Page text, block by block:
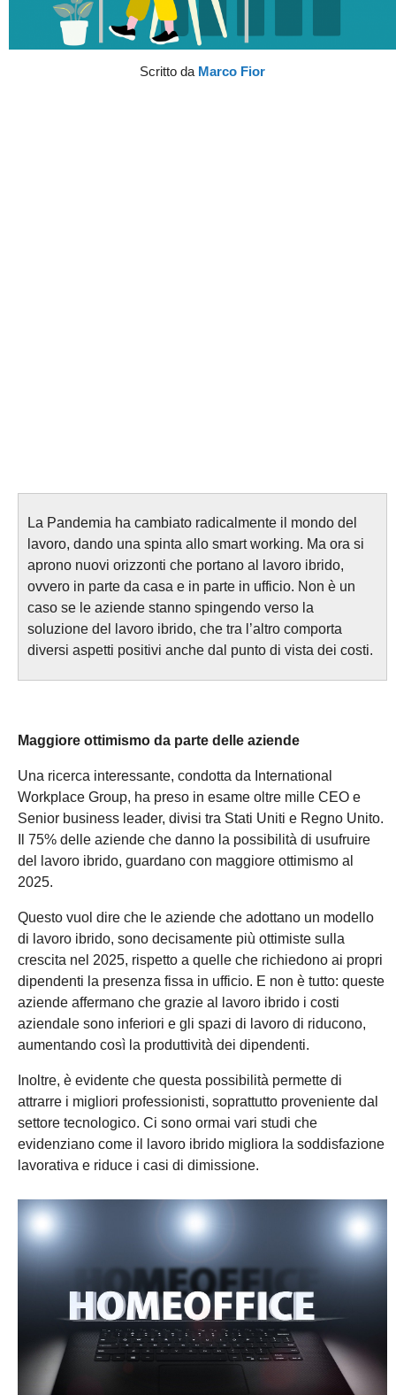
Scritto da Marco Fior
La Pandemia ha cambiato radicalmente il mondo del
lavoro, dando una spinta allo smart working. Ma ora si
aprono nuovi orizzonti che portano al lavoro ibrido,
ovvero in parte da casa e in parte in ufficio. Non è un
caso se le aziende stanno spingendo verso la
soluzione del lavoro ibrido, che tra l’altro comporta
diversi aspetti positivi anche dal punto di vista dei costi.
Maggiore ottimismo da parte delle aziende
Una ricerca interessante, condotta da International
Workplace Group, ha preso in esame oltre mille CEO e
Senior business leader, divisi tra Stati Uniti e Regno Unito.
Il 75% delle aziende che danno la possibilità di usufruire
del lavoro ibrido, guardano con maggiore ottimismo al
2025.
Questo vuol dire che le aziende che adottano un modello
di lavoro ibrido, sono decisamente più ottimiste sulla
crescita nel 2025, rispetto a quelle che richiedono ai propri
dipendenti la presenza fissa in ufficio. E non è tutto: queste
aziende affermano che grazie al lavoro ibrido i costi
aziendale sono inferiori e gli spazi di lavoro di riducono,
aumentando così la produttività dei dipendenti.
Inoltre, è evidente che questa possibilità permette di
attrarre i migliori professionisti, soprattutto proveniente dal
settore tecnologico. Ci sono ormai vari studi che
evidenziano come il lavoro ibrido migliora la soddisfazione
lavorativa e riduce i casi di dimissione.